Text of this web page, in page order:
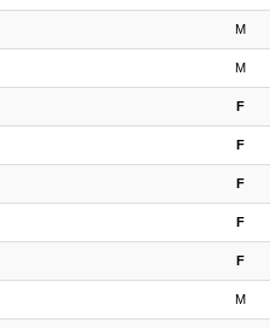
M
M
F
F
F
F
F
M